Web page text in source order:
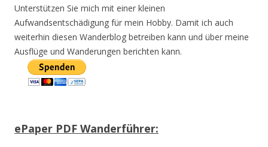
Unterstützen Sie mich mit einer kleinen
Aufwandsentschädigung für mein Hobby. Damit ich auch
weiterhin diesen Wanderblog betreiben kann und über meine
Ausflüge und Wanderungen berichten kann.
ePaper PDF Wanderführer: